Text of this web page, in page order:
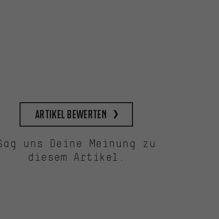
Artikel bewerten
uns Deine Meinung zu
diesem Artikel.